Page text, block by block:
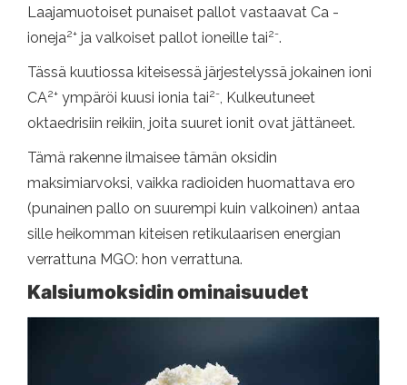
Laajamuotoiset punaiset pallot vastaavat Ca -
ioneja2+ ja valkoiset pallot ioneille tai2-.
Tässä kuutiossa kiteisessä järjestelyssä jokainen ioni
CA2+ ympäröi kuusi ionia tai2-, Kulkeutuneet
oktaedrisiin reikiin, joita suuret ionit ovat jättäneet.
Tämä rakenne ilmaisee tämän oksidin
maksimiarvoksi, vaikka radioiden huomattava ero
(punainen pallo on suurempi kuin valkoinen) antaa
sille heikomman kiteisen retikulaarisen energian
verrattuna MGO: hon verrattuna.
Kalsiumoksidin ominaisuudet